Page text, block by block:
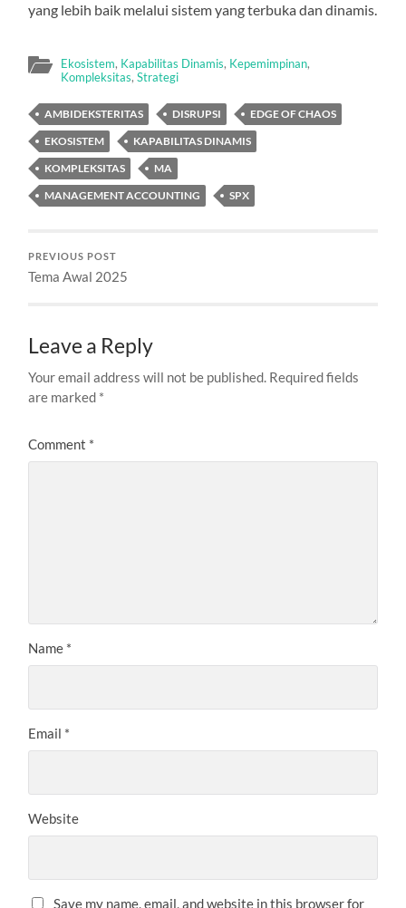
yang lebih baik melalui sistem yang terbuka dan dinamis.
Ekosistem, Kapabilitas Dinamis, Kepemimpinan,
Kompleksitas,Strategi
AMBIDEKSTERITAS DISRUPSI
EDGE OF CHAOS
EKOSISTEM
KAPABILITAS DINAMIS
KOMPLEKSITAS
MA
MANAGEMENT ACCOUNTING
SPX
PREVIOUS POST
Tema Awal 2025
Leave a Reply
Your email address will not be published. Required fields
are marked *
Comment *
Name *
Email *
Website
Save my name, email, and website in this browser for